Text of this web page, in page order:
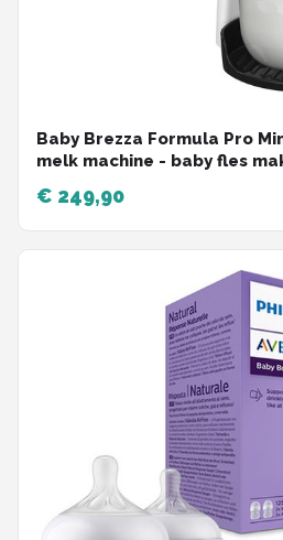
Baby Brezza Formula Pro
melk machine - baby fles
€ 249,90